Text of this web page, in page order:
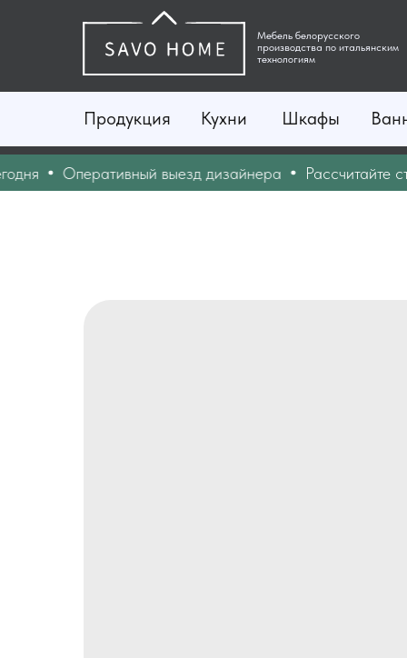
Мебель белорусского
производства по итальянским
технологиям
Продукция Шкафы
Кухни
Оперативный выезд дизайнера Рассчитайте